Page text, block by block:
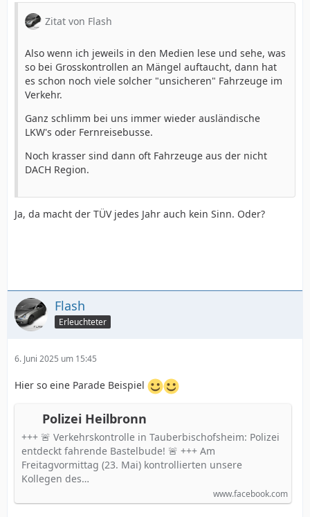
Zitat von Flash
Also wenn ich jeweils in den Medien lese und sehe, was
so bei Grosskontrollen an Mängel auftaucht, dann hat
es schon noch viele solcher "unsicheren" Fahrzeuge im
Verkehr.
Ganz schlimm bei uns immer wieder ausländische
LKW's oder Fernreisebusse.
Noch krasser sind dann oft Fahrzeuge aus der nicht
DACH Region.
Ja, da macht der TÜV jedes Jahr auch kein Sinn. Oder?
Flash
Erleuchteter
6. Juni 2025 um 15:45
Hier so eine Parade Beispiel
Polizei Heilbronn
+++ 🚨 Verkehrskontrolle in Tauberbischofsheim: Polizei
entdeckt fahrende Bastelbude! 🚨 +++ Am
Freitagvormittag (23. Mai) kontrollierten unsere
Kollegen des…
www.facebook.com